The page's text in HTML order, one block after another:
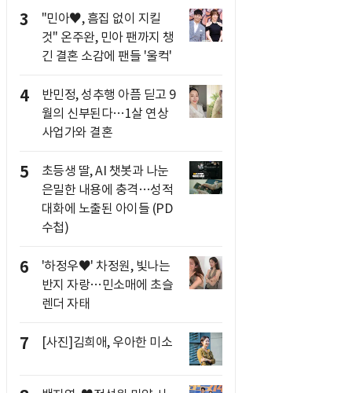
3
"민아♥, 흠집 없이 지킬
것" 온주완, 민아 팬까지 챙
긴 결혼 소감에 팬들 '울컥'
4
반민정, 성추행 아픔 딛고 9
월의 신부된다…1살 연상
사업가와 결혼
5
초등생 딸, AI 챗봇과 나눈
은밀한 내용에 충격…성적
대화에 노출된 아이들 (PD
수첩)
6
'하정우♥' 차정원, 빛나는
반지 자랑…민소매에 초슬
렌더 자태
7 [사진]김희애, 우아한 미소